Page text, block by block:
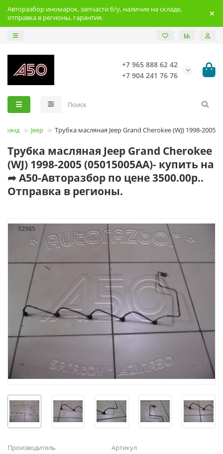
Авторазбор иномарок, запчасти б/у, наличие на складе,
отправка в регионы, гарантия.
+7 965 888 62 42
+7 904 241 76 76
Брэнд Jeep Трубка масляная Jeep Grand Cherokee (WJ) 1998-2005
Трубка масляная Jeep Grand Cherokee
(WJ) 1998-2005 (05015005АА)- купить на
➦ А50-Авторазбор по цене 3500.00р..
Отправка в регионы.
52985
Производитель Артикул